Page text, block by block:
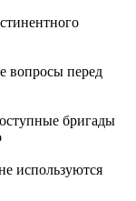
вопросы перед
бригады
используются